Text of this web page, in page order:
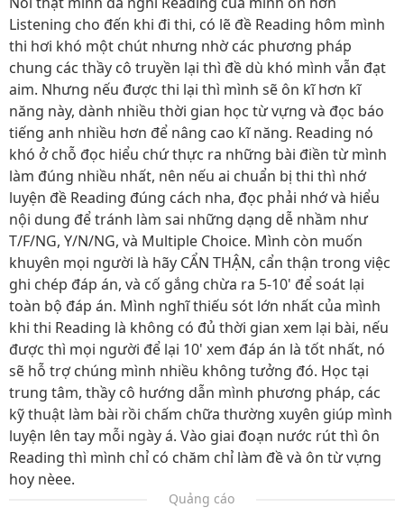
Listening cho đến khi đi thi, có lẽ đề Reading hôm mình
thi hơi khó một chút nhưng nhờ các phương pháp
chung các thầy cô truyền lại thì đề dù khó mình vẫn đạt
aim. Nhưng nếu được thi lại thì mình sẽ ôn kĩ hơn kĩ
năng này, dành nhiều thời gian học từ vựng và đọc báo
tiếng anh nhiều hơn để nâng cao kĩ năng. Reading nó
khó ở chỗ đọc hiểu chứ thực ra những bài điền từ mình
làm đúng nhiều nhất, nên nếu ai chuẩn bị thi thì nhớ
luyện đề Reading đúng cách nha, đọc phải nhớ và hiểu
nội dung để tránh làm sai những dạng dễ nhầm như
T/F/NG, Y/N/NG, và Multiple Choice. Mình còn muốn
khuyên mọi người là hãy CẨN THẬN, cẩn thận trong việc
ghi chép đáp án, và cố gắng chừa ra 5-10' để soát lại
toàn bộ đáp án. Mình nghĩ thiếu sót lớn nhất của mình
khi thi Reading là không có đủ thời gian xem lại bài, nếu
được thì mọi người để lại 10' xem đáp án là tốt nhất, nó
sẽ hỗ trợ chúng mình nhiều không tưởng đó. Học tại
trung tâm, thầy cô hướng dẫn mình phương pháp, các
kỹ thuật làm bài rồi chấm chữa thường xuyên giúp mình
luyện lên tay mỗi ngày á. Vào giai đoạn nước rút thì ôn
Reading thì mình chỉ có chăm chỉ làm đề và ôn từ vựng
hoy nèee.
Quảng cáo